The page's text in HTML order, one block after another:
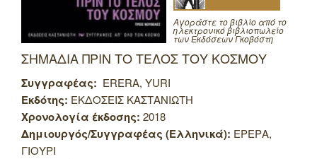
Αγοράστε το βιβλίο από το
ηλεκτρονικό βιβλιοπωλείο
των Εκδόσεων Γκοβόστη
ΣΗΜΑΔΙΑ ΠΡΙΝ ΤΟ ΤΕΛΟΣ ΤΟΥ ΚΟΣΜΟΥ
Συγγραφέας: ERERA, YURI
Εκδότης: ΕΚΔΟΣΕΙΣ ΚΑΣΤΑΝΙΩΤΗ
Χρονολογία έκδοσης: 2018
Δημιουργός/Συγγραφέας (Ελληνικά): ΕΡΕΡΑ,
ΓΙΟΥΡΙ